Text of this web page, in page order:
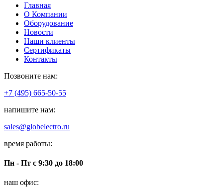
Главная
О Компании
Оборудование
Новости
Наши клиенты
Сертификаты
Контакты
Позвоните нам:
+7 (495) 665-50-55
напишите нам:
sales@globelectro.ru
время работы:
Пн - Пт с 9:30 до 18:00
наш офис: